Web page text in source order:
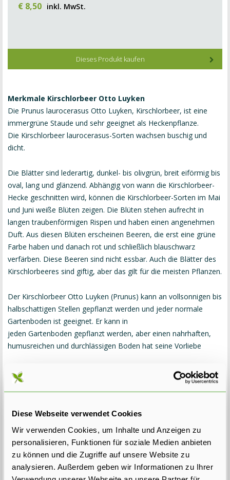
Diese Webseite verwendet Cookies
Wir verwenden Cookies, um Inhalte und Anzeigen zu
personalisieren, Funktionen für soziale Medien anbieten
zu können und die Zugriffe auf unsere Website zu
analysieren. Außerdem geben wir Informationen zu Ihrer
€ 8,50 inkl. MwSt.
Dieses Produkt kaufen
Merkmale Kirschlorbeer Otto Luyken
Die Prunus laurocerasus Otto Luyken, Kirschlorbeer, ist eine
immergrüne Staude und sehr geeignet als Heckenpflanze.
Die Kirschlorbeer laurocerasus-Sorten wachsen buschig und
dicht.
Die Blätter sind lederartig, dunkel- bis olivgrün, breit eiförmig bis
oval, lang und glänzend. Abhängig von wann die Kirschlorbeer-
Hecke geschnitten wird, können die Kirschlorbeer-Sorten im Mai
und Juni weiße Blüten zeigen. Die Blüten stehen aufrecht in
langen traubenförmigen Rispen und haben einen angenehmen
Duft. Aus diesen Blüten erscheinen Beeren, die erst eine grüne
Farbe haben und danach rot und schließlich blauschwarz
verfärben. Diese Beeren sind nicht essbar. Auch die Blätter des
Kirschlorbeeres sind giftig, aber das gilt für die meisten Pflanzen.
Der Kirschlorbeer Otto Luyken (Prunus) kann an vollsonnigen bis
halbschattigen Stellen gepflanzt werden und jeder normale
Gartenboden ist geeignet. Er kann in
jeden Gartenboden gepflanzt werden, aber einen nahrhaften,
humusreichen und durchlässigen Boden hat seine Vorliebe
Pflanzzeit Kirschlorbeer-Sorten
Die beste Pflanzzeit ist von September bis einschließlich Mai.
Bei Anpflanzung wird empfohlen unserenVier in Eins Mix Dünger
Farbe. Bewässern Sie die Hecke beim und gerade nach dem
Anpflanzen reichlich. Es dauert ungefähr ein Jahr bevor
der Kirschlorbeer richtig festgewurzelt ist. Deshalb ist es wichtig,
im März bis einschließlich August